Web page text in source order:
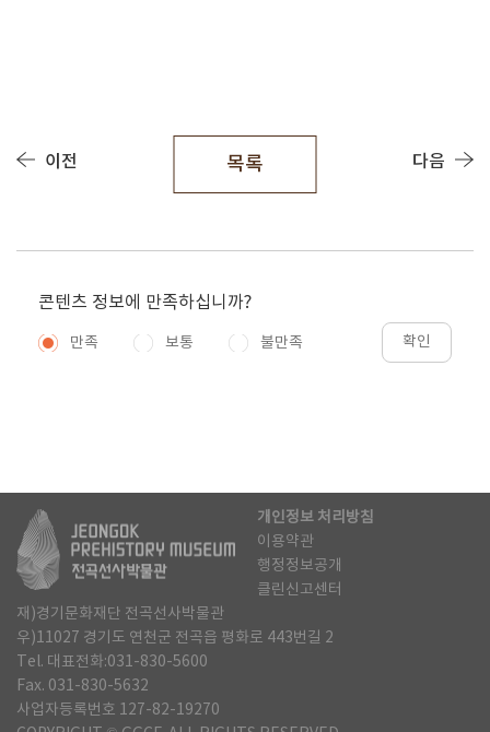
이전 목록 다음
콘텐츠 정보에 만족하십니까?
만족 보통 불만족 확인
개인정보 처리방침
이용약관
행정정보공개
클린신고센터
재)경기문화재단 전곡선사박물관
우)11027 경기도 연천군 전곡읍 평화로 443번길 2
Tel. 대표전화:031-830-5600
Fax. 031-830-5632
사업자등록번호 127-82-19270